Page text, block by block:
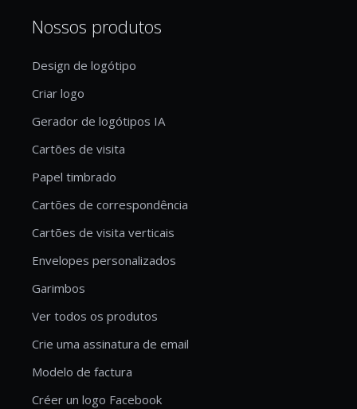
Nossos produtos
Design de logótipo
Criar logo
Gerador de logótipos IA
Cartões de visita
Papel timbrado
Cartões de correspondência
Cartões de visita verticais
Envelopes personalizados
Garimbos
Ver todos os produtos
Crie uma assinatura de email
Modelo de factura
Créer un logo Facebook